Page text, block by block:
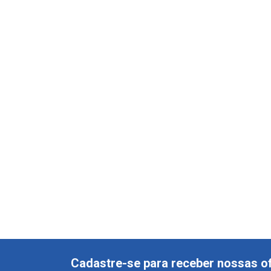
Cadastre-se para receber nossas